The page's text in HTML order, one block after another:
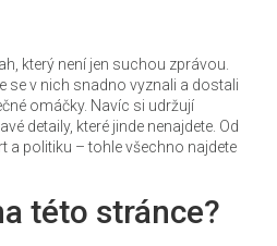
který není jen suchou zprávou.
se v nich snadno vyznali a dostali
omáčky. Navíc si udržují
detaily, které jinde nenajdete. Od
politiku – tohle všechno najdete
této stránce?